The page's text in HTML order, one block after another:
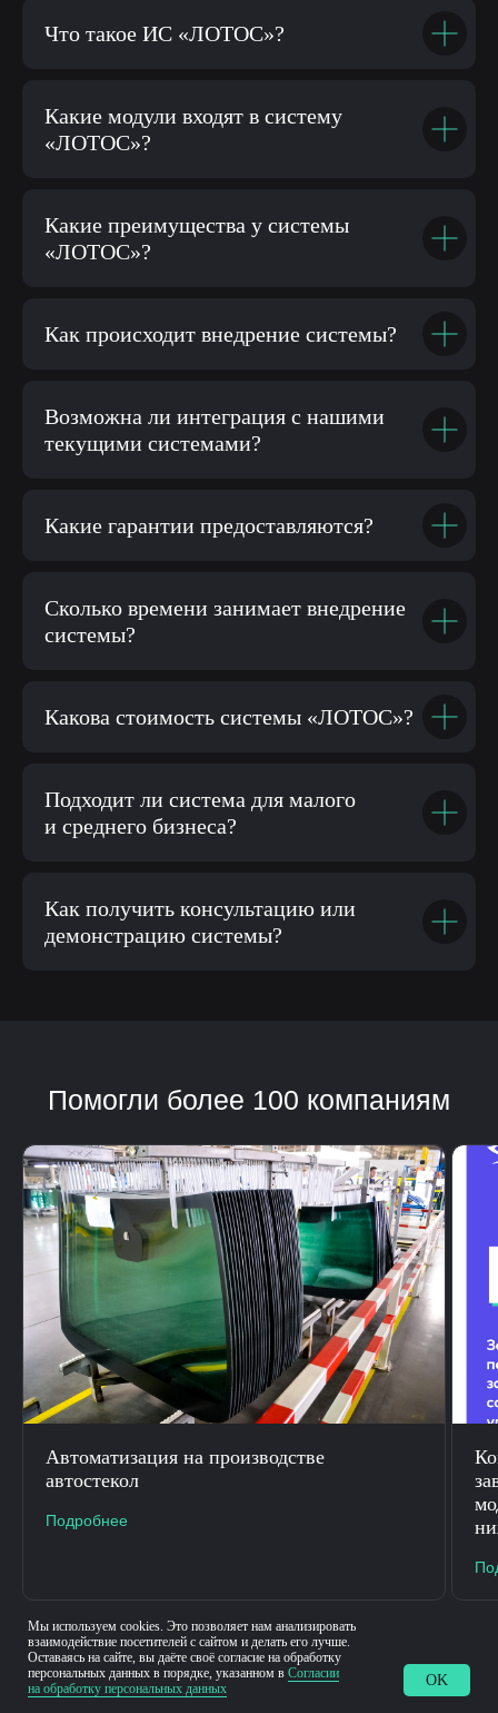
Что такое ИС «ЛОТОС»?
Какие модули входят в систему
«ЛОТОС»?
Какие преимущества у системы
«ЛОТОС»?
Как происходит внедрение системы?
Возможна ли интеграция с нашими
текущими системами?
Какие гарантии предоставляются?
Сколько времени занимает внедрение
системы?
Какова стоимость системы «ЛОТОС»?
Подходит ли система для малого
и среднего бизнеса?
Как получить консультацию или
демонстрацию системы?
Автоматизация на производстве
автостекол
Подробнее
Мы используем cookies. Это позволяет нам анализировать
взаимодействие посетителей с сайтом и делать его лучше.
Оставаясь на сайте, вы даёте своё согласие на обработку
персональных данных в порядке, указанном в Согласии
на обработку персональных данных
OK